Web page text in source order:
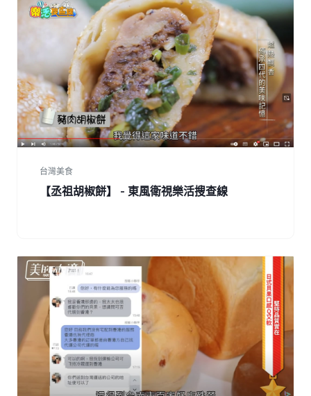
台灣美食
【丞祖胡椒餅】 - 東風衛視樂活搜查線